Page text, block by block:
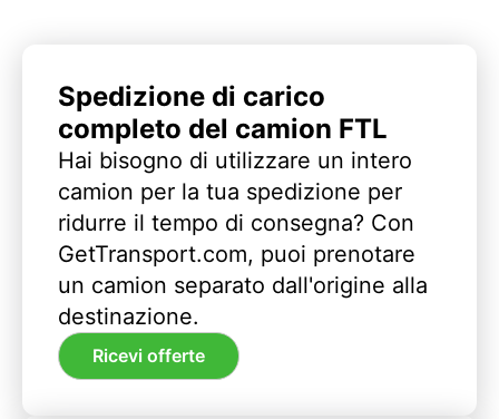
Spedizione di carico
completo del camion FTL
Hai bisogno di utilizzare un intero
camion per la tua spedizione per
ridurre il tempo di consegna? Con
GetTransport.com, puoi prenotare
un camion separato dall'origine alla
destinazione.
Ricevi offerte